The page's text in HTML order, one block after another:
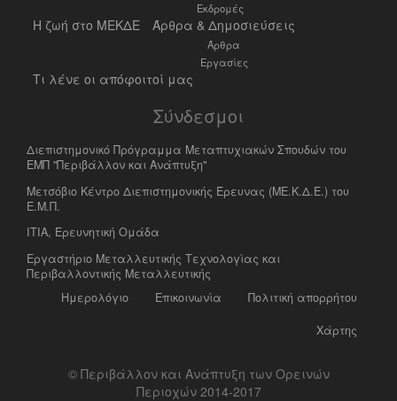
Εκδρομές
Η ζωή στο ΜΕΚΔΕ Άρθρα & Δημοσιεύσεις
Άρθρα
Εργασίες
Τι λένε οι απόφοιτοί μας
Σύνδεσμοι
Διεπιστημονικό Πρόγραμμα Μεταπτυχιακών Σπουδών του
ΕΜΠ "Περιβάλλον και Ανάπτυξη"
Μετσόβιο Κέντρο Διεπιστημονικής Έρευνας (ΜΕ.Κ.Δ.Ε.) του
Ε.Μ.Π.
ΙΤΙΑ, Ερευνητική Ομάδα
Eργαστήριο Mεταλλευτικής Tεχνολογίας και
Περιβαλλοντικής Μεταλλευτικής
Πολιτική απορρήτου
Επικοινωνία
Ημερολόγιο
Χάρτης
© Περιβάλλον και Ανάπτυξη των Ορεινών
Περιοχών 2014-2017